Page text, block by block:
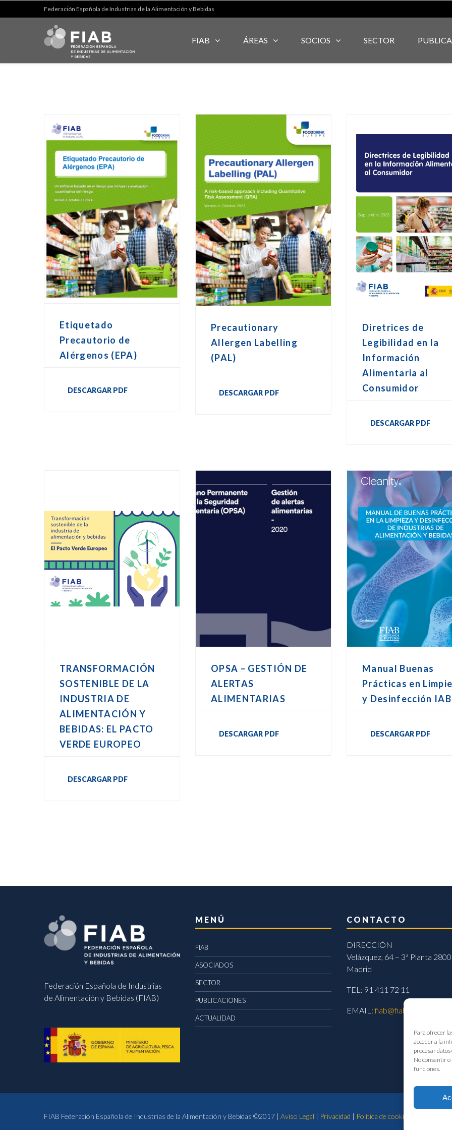
Para ofrecer
acceder a la
procesar
No consentir
funciones.
Federación Española de Industrias de la Alimentación y Bebidas
FIAB ÁREAS SOCIOS SECTOR
Etiquetado
Precautorio de
Alérgenos (EPA)
DESCARGAR PDF
Precautionary
Allergen Labelling
(PAL)
DESCARGAR PDF
Diretrices de
Legibilidad en la
Información
Alimentaria al
Consumidor
DESCARGAR PDF
TRANSFORMACIÓN
SOSTENIBLE DE LA
INDUSTRIA DE
ALIMENTACIÓN Y
BEBIDAS: EL PACTO
VERDE EUROPEO
DESCARGAR PDF
OPSA – GESTIÓN DE
ALERTAS
ALIMENTARIAS
DESCARGAR PDF
Manual Buenas
Prácticas en
y Desinfección IAB
DESCARGAR PDF
Federación Española de Industrias
de Alimentación y Bebidas (FIAB)
MENÚ
FIAB
ASOCIADOS
SECTOR
PUBLICACIONES
ACTUALIDAD
CONTACTO
DIRECCIÓN
Velázquez, 64 – 3ª Planta
Madrid
TEL: 91 411 72 11
EMAIL:fiab@fiab.es
FIAB Federación Española de Industrias de la Alimentación y Bebidas ©2017 | Aviso Legal | Privacidad | Política de cookies